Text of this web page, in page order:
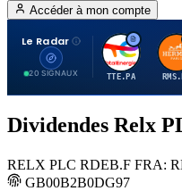
Accéder à mon compte
Le Radar
20 SIGNAUX
T
TTE.PA
H
Dividendes Relx
RELX PLC RDEB.F FRA:
GB00B2B0DG97